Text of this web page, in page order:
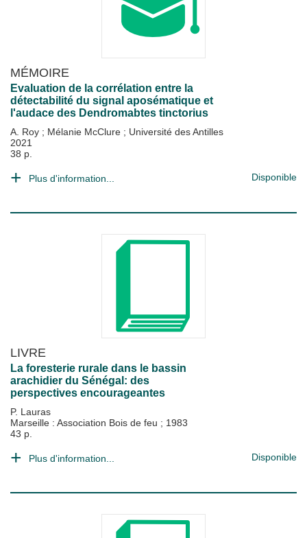
MÉMOIRE
Evaluation de la corrélation entre la
détectabilité du signal aposématique et
l'audace des Dendromabtes tinctorius
A. Roy ; Mélanie McClure ; Université des Antilles
2021
38 p.
Plus d'information... Disponible
LIVRE
La foresterie rurale dans le bassin
arachidier du Sénégal: des
perspectives encourageantes
P. Lauras
Marseille : Association Bois de feu ; 1983
43 p.
Plus d'information... Disponible